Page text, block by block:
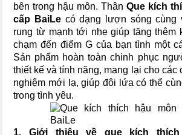
bên trong hậu môn. Thân Que kích
cấp BaiLe có dạng lượn sóng cùng
rung từ mạnh tới nhẹ giúp tăng thêm
chạm đến điểm G của bạn tình một
Sản phẩm hoàn toàn chinh phục
thiết kế và tính năng, mang lại cho các
nghiệm mới lạ, giúp đôi lứa có thể
trong tình yêu.
1. Giới thiệu về que kích